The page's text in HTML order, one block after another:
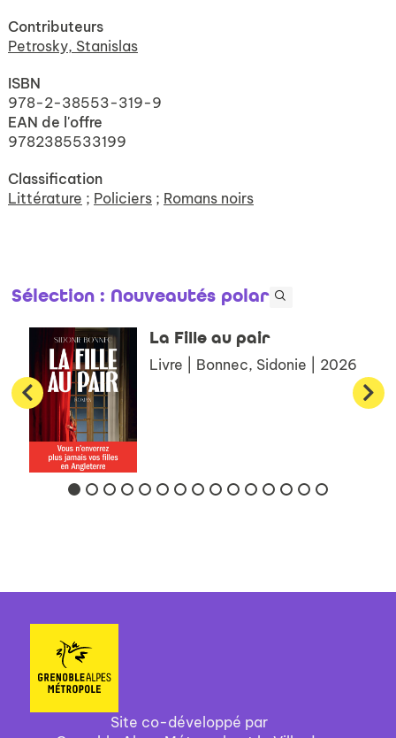
Contributeurs
Petrosky, Stanislas
ISBN
978-2-38553-319-9
EAN de l'offre
9782385533199
Classification
Littérature ; Policiers ; Romans noirs
Sélection : Nouveautés polar
La Fille au pair
Livre | Bonnec, Sidonie | 2026
Site co-développé par